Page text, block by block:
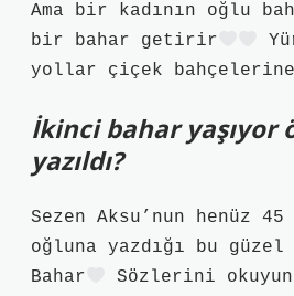
Ama bir kadının oğlu
bir bahar getirir
yollar çiçek bahçelerine
İkinci bahar yaşıyor
yazıldı?
Sezen Aksu’nun henüz
oğluna yazdığı bu
Bahar
Sözlerini